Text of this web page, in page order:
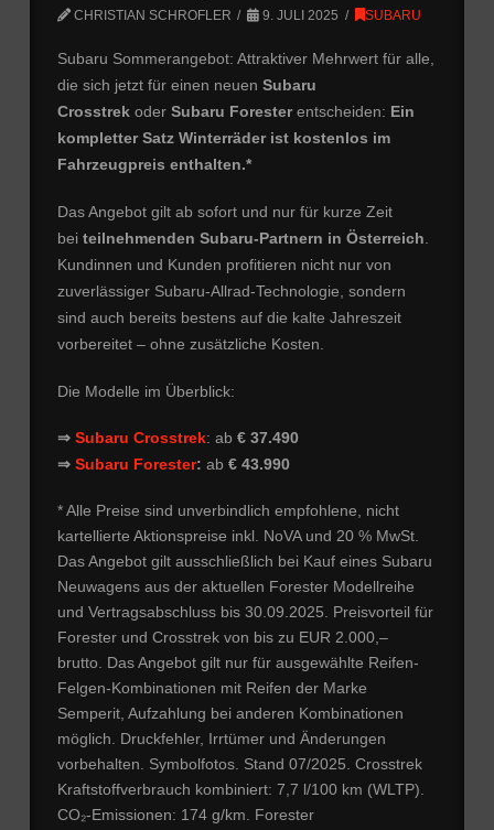
CHRISTIAN SCHROFLER 9. JULI 2025 SUBARU
Subaru Sommerangebot: Attraktiver Mehrwert für alle,
die sich jetzt für einen neuen Subaru
Crosstrekoder Subaru Foresterentscheiden: Ein
kompletter Satz Winterräder ist kostenlos im
Fahrzeugpreis enthalten.*
Das Angebot gilt ab sofort und nur für kurze Zeit
bei teilnehmenden Subaru-Partnern in Österreich
Kundinnen und Kunden profitieren nicht nur von
zuverlässiger Subaru-Allrad-Technologie, sondern
sind auch bereits bestens auf die kalte Jahreszeit
vorbereitet – ohne zusätzliche Kosten.
Die Modelle im Überblick:
⇒ Subaru Crosstrek: ab € 37.490
⇒ Subaru Forester: ab € 43.990
* Alle Preise sind unverbindlich empfohlene, nicht
kartellierte Aktionspreise inkl. NoVA und 20 % MwSt.
Das Angebot gilt ausschließlich bei Kauf eines Subaru
Neuwagens aus der aktuellen Forester Modellreihe
und Vertragsabschluss bis 30.09.2025. Preisvorteil für
Forester und Crosstrek von bis zu EUR 2.000,–
brutto. Das Angebot gilt nur für ausgewählte Reifen-
Felgen-Kombinationen mit Reifen der Marke
Semperit, Aufzahlung bei anderen Kombinationen
möglich. Druckfehler, Irrtümer und Änderungen
vorbehalten. Symbolfotos. Stand 07/2025. Crosstrek
Kraftstoffverbrauch kombiniert: 7,7 l/100 km (WLTP).
CO₂-Emissionen: 174 g/km. Forester